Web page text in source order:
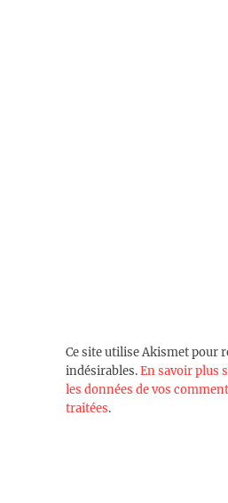
Ce site utilise Akismet pour
indésirables.En savoir plus
les données de vos
traitées.